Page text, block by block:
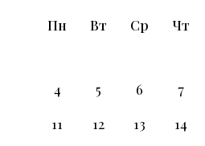
Пн
Вт Ср Чт
4
5 6 7
11
12 13 14